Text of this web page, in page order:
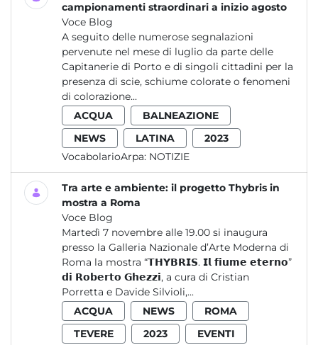
campionamenti straordinari a inizio agosto
Voce Blog
A seguito delle numerose segnalazioni
pervenute nel mese di luglio da parte delle
Capitanerie di Porto e di singoli cittadini per la
presenza di scie, schiume colorate o fenomeni
di colorazione...
ACQUA
BALNEAZIONE
NEWS
LATINA
2023
VocabolarioArpa: NOTIZIE
Tra arte e ambiente: il progetto Thybris in
mostra a Roma
Voce Blog
Martedì 7 novembre alle 19.00 si inaugura
presso la Galleria Nazionale d’Arte Moderna di
Roma la mostra “𝗧𝗛𝗬𝗕𝗥𝗜𝗦. 𝗜𝗹 𝗳𝗶𝘂𝗺𝗲 𝗲𝘁𝗲𝗿𝗻𝗼”
𝗱𝗶 𝗥𝗼𝗯𝗲𝗿𝘁𝗼 𝗚𝗵𝗲𝘇𝘇𝗶, a cura di Cristian
Porretta e Davide Silvioli,...
ACQUA
NEWS
ROMA
TEVERE
2023
EVENTI